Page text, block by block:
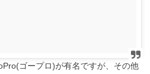
ゴープロ)が有名ですが、その他